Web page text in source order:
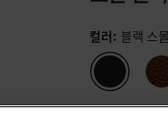
컬러: 블랙 스